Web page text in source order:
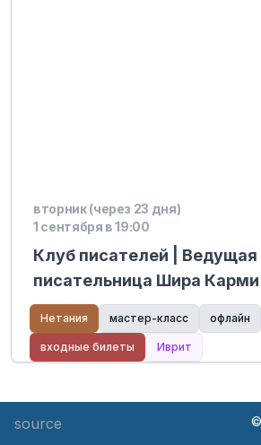
вторник (через 23 дня)
1 сентября в 19:00
Клуб писателей | Ведущая
писательница Шира Карми
мастер-классов Хабайта)
Kiryat Hasharon
Нетания мастер-класс офлайн
входные билеты Иврит
source